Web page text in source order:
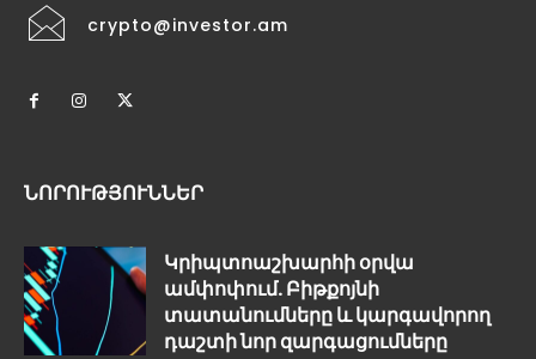
crypto@investor.am
ՆՈՐՈՒԹՅՈՒՆՆԵՐ
Կրիպտոաշխարհի օրվա
ամփոփում. Բիթքոյնի
տատանումները և կարգավորող
դաշտի նոր զարգացումները